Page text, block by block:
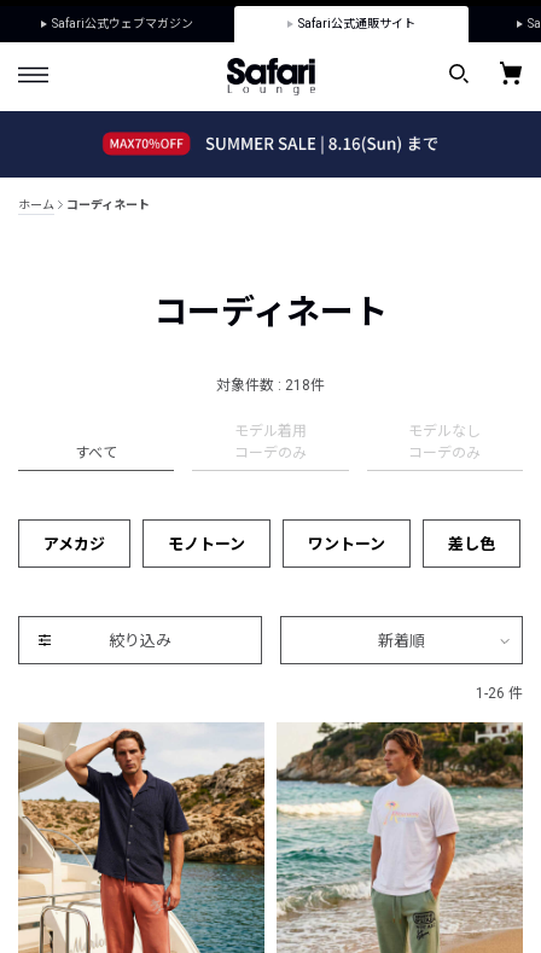
Safari公式ウェブマガジン Safari公式通販サイト
ホーム コーディネート
コーディネート
対象件数 : 218件
すべて
モデル着用
コーデのみ
モデルなし
コーデのみ
アメカジ モノトーン ワントーン 差し色
絞り込み 新着順
1-26 件